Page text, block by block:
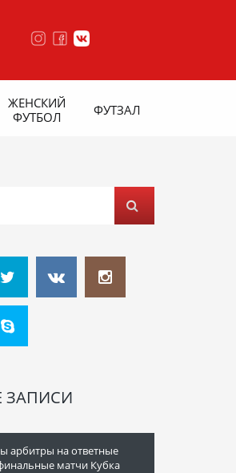
ЖЕНСКИЙ
ФУТБОЛ
ФУТЗАЛ
ЗАПИСИ
арбитры на ответные
матчи Кубка